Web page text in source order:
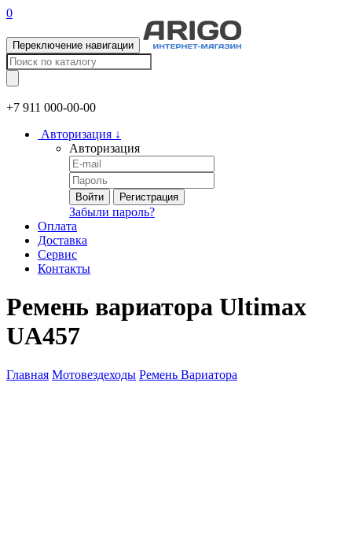
0
Переключение навигации
+7 911 000-00-00
Авторизация ↓
Авторизация
Войти Регистрация
Забыли пароль?
Оплата
Доставка
Сервис
Контакты
Ремень вариатора Ultimax
UA457
Главная Мотовездеходы Ремень Вариатора